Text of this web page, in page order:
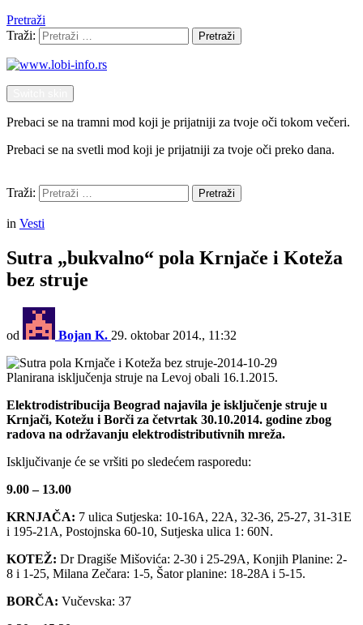
Pretraži
Traži:
Pretraži
Prebaci se na tramni mod koji je prijatniji za tvoje oči tokom večeri.
Prebaci se na svetli mod koji je prijatniji za tvoje oči preko dana.
Traži:
Pretraži
in Vesti
Sutra „bukvalno“ pola Krnjače i Koteža
bez struje
od Bojan K. 29. oktobar 2014., 11:32
Planirana isključenja struje na Levoj obali 16.1.2015.
Elektrodistribucija Beograd najavila je isključenje struje u
Krnjači, Kotežu i Borči za četvrtak 30.10.2014. godine zbog
radova na održavanju elektrodistributivnih mreža.
Isključivanje će se vršiti po sledećem rasporedu:
9.00 – 13.00
KRNJAČA: 7 ulica Sutjeska: 10-16A, 22A, 32-36, 25-27, 31-31E
i 195-21A, Postojnska 60-10, Sutjeska ulica 1: 60N.
KOTEŽ: Dr Dragiše Mišovića: 2-30 i 25-29A, Konjih Planine: 2-
8 i 1-25, Milana Zečara: 1-5, Šator planine: 18-28A i 5-15.
BORČA: Vučevska: 37